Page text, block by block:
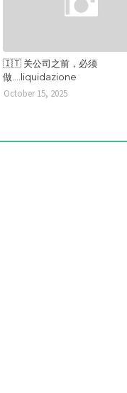
🇮🇹 关公司之前，必须
做....liquidazione
October 15, 2025